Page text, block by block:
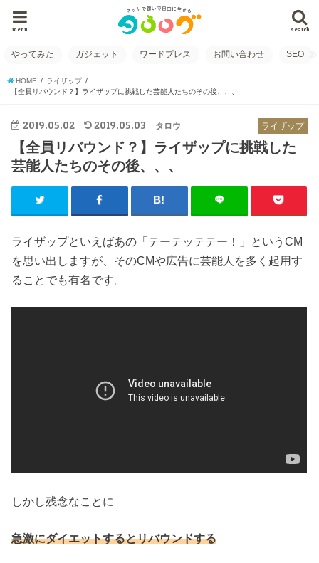
search
menu
やってみた ガジェット ワードプレス お問い合わせ SEO
HOME
ライザップ
【全員リバウンド？】ライザップに挑戦した芸能人たちのその後、、、
ライザップ
2019.05.02 2019.05.03 タロウ
【全員リバウンド？】ライザップに挑戦した
芸能人たちのその後、、、
ライザップといえばあの「テーテッテテー！」というCM
を思い出しますが、そのCMや広告に芸能人を多く起用す
ることでも有名です。
しかし残念なことに
急激にダイエットするとリバウンドする